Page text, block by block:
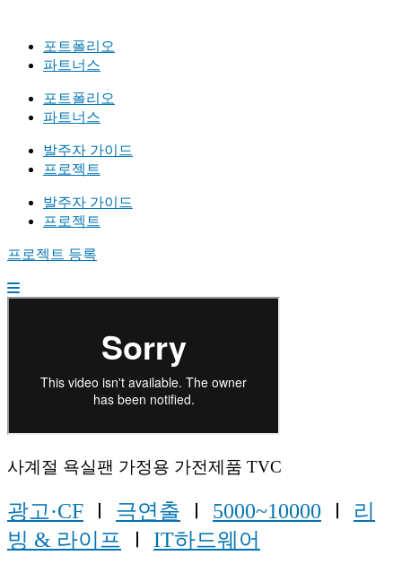
포트폴리오
파트너스
포트폴리오
파트너스
발주자 가이드
프로젝트
발주자 가이드
프로젝트
프로젝트 등록
사계절 욕실팬 가정용 가전제품 TVC
광고·CF Ⅰ 극연출 Ⅰ 5000~10000 Ⅰ 리
빙 & 라이프 Ⅰ IT하드웨어